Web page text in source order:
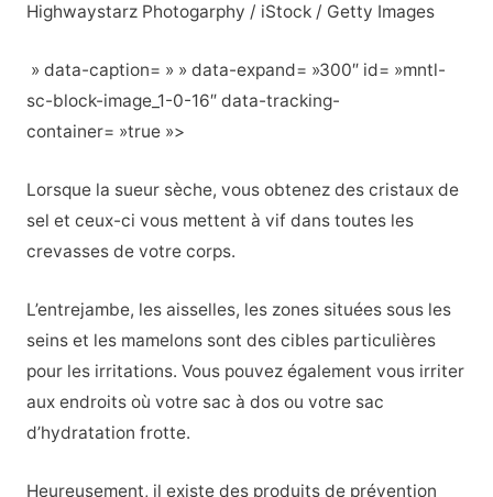
Highwaystarz Photogarphy / iStock / Getty Images
» data-caption= » » data-expand= »300″ id= »mntl-
sc-block-image_1-0-16″ data-tracking-
container= »true »>
Lorsque la sueur sèche, vous obtenez des cristaux de
sel et ceux-ci vous mettent à vif dans toutes les
crevasses de votre corps.
L’entrejambe, les aisselles, les zones situées sous les
seins et les mamelons sont des cibles particulières
pour les irritations. Vous pouvez également vous irriter
aux endroits où votre sac à dos ou votre sac
d’hydratation frotte.
Heureusement, il existe des produits de prévention